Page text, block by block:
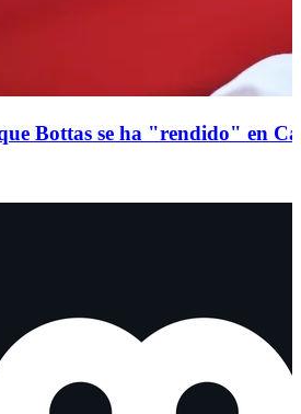
Bottas se ha "rendido" en